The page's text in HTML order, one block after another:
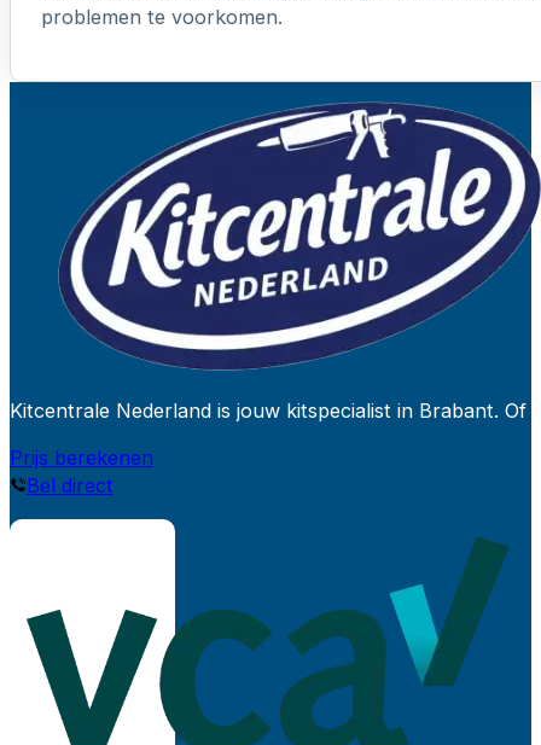
problemen te voorkomen.
Kitcentrale Nederland is jouw kitspecialist in Brabant.
Prijs berekenen
Bel direct